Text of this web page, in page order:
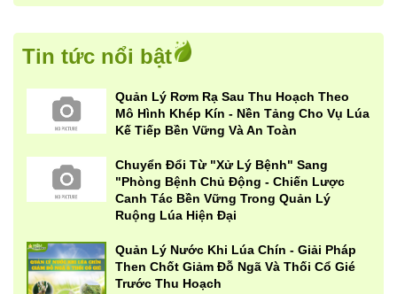
Tin tức nổi bật
Quản Lý Rơm Rạ Sau Thu Hoạch Theo
Mô Hình Khép Kín - Nền Tảng Cho Vụ Lúa
Kế Tiếp Bền Vững Và An Toàn
Chuyển Đổi Từ "Xử Lý Bệnh" Sang
"Phòng Bệnh Chủ Động - Chiến Lược
Canh Tác Bền Vững Trong Quản Lý
Ruộng Lúa Hiện Đại
Quản Lý Nước Khi Lúa Chín - Giải Pháp
Then Chốt Giảm Đỗ Ngã Và Thối Cổ Gié
Trước Thu Hoạch